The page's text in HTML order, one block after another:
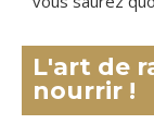
L'art de
nourrir !